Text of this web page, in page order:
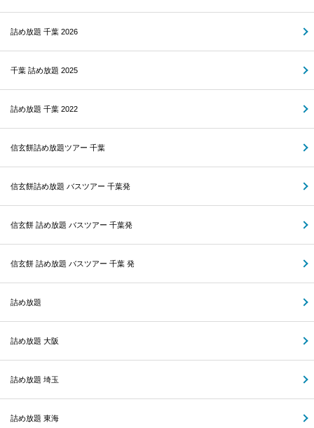
詰め放題 千葉 2026
千葉 詰め放題 2025
詰め放題 千葉 2022
信玄餅詰め放題ツアー 千葉
信玄餅詰め放題 バスツアー 千葉発
信玄餅 詰め放題 バスツアー 千葉発
信玄餅 詰め放題 バスツアー 千葉 発
詰め放題
詰め放題 大阪
詰め放題 埼玉
詰め放題 東海